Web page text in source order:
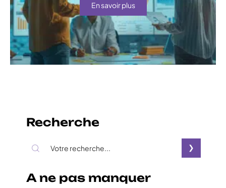
En savoir plus
Recherche
A ne pas manquer